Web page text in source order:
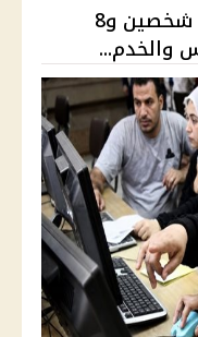
إسقاط الجنسية المصرية عن شخصين و8
والخدم...